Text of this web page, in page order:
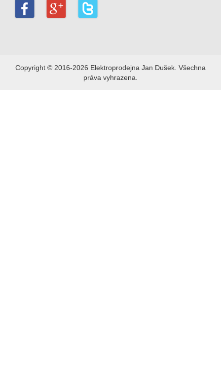
Copyright © 2016-2026 Elektroprodejna Jan Dušek. Všechna
práva vyhrazena.